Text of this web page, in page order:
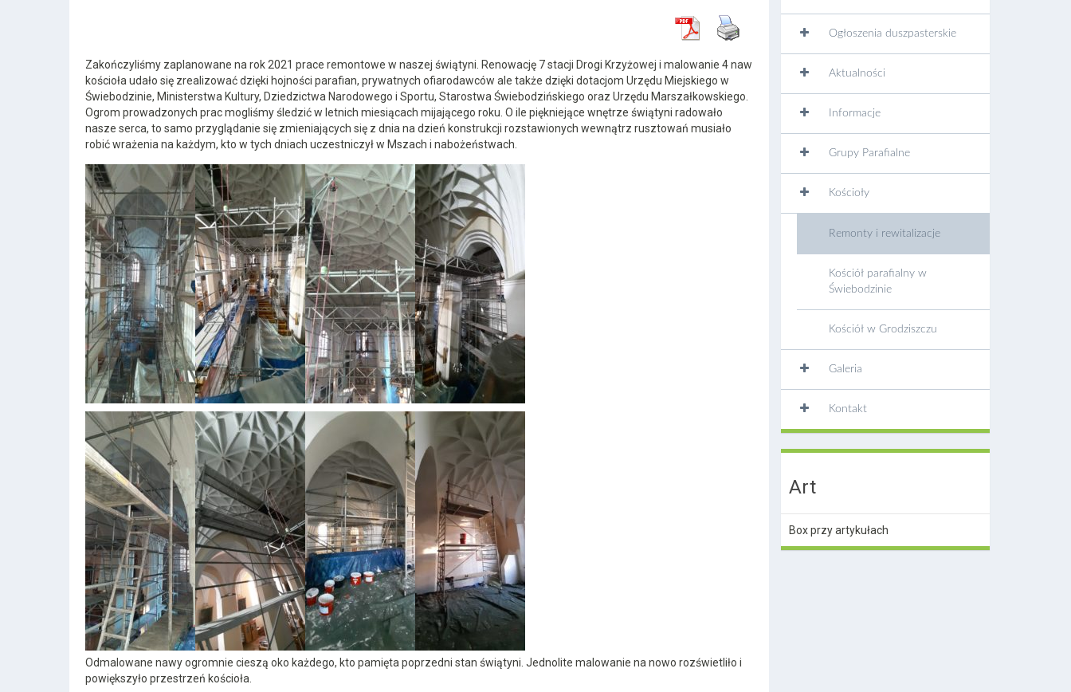
Zakończyliśmy zaplanowane na rok 2021 prace remontowe w naszej świątyni. Renowację 7 stacji Drogi Krzyżowej i malowanie 4 naw
kościoła udało się zrealizować dzięki hojności parafian, prywatnych ofiarodawców ale także dzięki dotacjom Urzędu Miejskiego w
Świebodzinie, Ministerstwa Kultury, Dziedzictwa Narodowego i Sportu, Starostwa Świebodzińskiego oraz Urzędu Marszałkowskiego.
Ogrom prowadzonych prac mogliśmy śledzić w letnich miesiącach mijającego roku. O ile piękniejące wnętrze świątyni radowało
nasze serca, to samo przyglądanie się zmieniających się z dnia na dzień konstrukcji rozstawionych wewnątrz rusztowań musiało
robić wrażenia na każdym, kto w tych dniach uczestniczył w Mszach i nabożeństwach.
Odmalowane nawy ogromnie cieszą oko każdego, kto pamięta poprzedni stan świątyni. Jednolite malowanie na nowo rozświetliło i
powiększyło przestrzeń kościoła.
Ogłoszenia duszpasterskie
Aktualności
Informacje
Grupy Parafialne
Kościoły
Remonty i rewitalizacje
Kościół parafialny w
Świebodzinie
Kościół w Grodziszczu
Galeria
Kontakt
Art
Box przy artykułach